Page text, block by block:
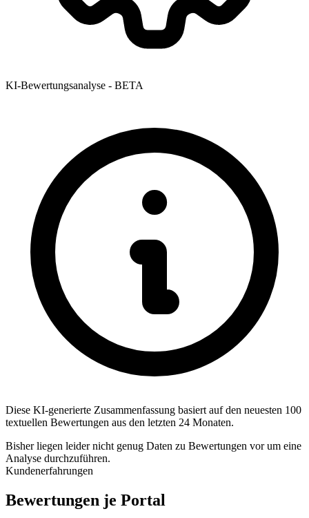
KI-Bewertungsanalyse - BETA
Diese KI-generierte Zusammenfassung basiert auf den neuesten 100
textuellen Bewertungen aus den letzten 24 Monaten.
Bisher liegen leider nicht genug Daten zu Bewertungen vor um eine
Analyse durchzuführen.
Kundenerfahrungen
Bewertungen je Portal